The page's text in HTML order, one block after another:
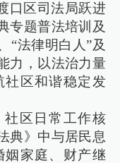
口区司法局跃进
专题普法培训及
“法律明白人”及
力，以法治力量
社区和谐稳定发
区日常工作核
典》中与居民息
姻家庭、财产继